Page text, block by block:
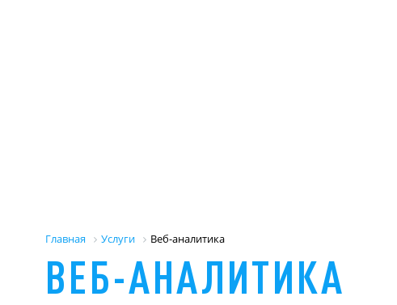
Главная Услуги Веб-аналитика
ВЕБ-АНАЛИТИКА